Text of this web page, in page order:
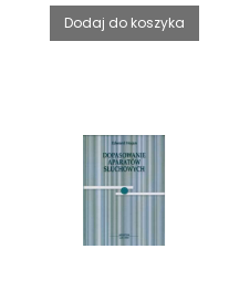
Dodaj do koszyka